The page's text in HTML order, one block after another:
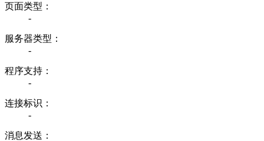
页面类型：
-
服务器类型：
-
程序支持：
-
连接标识：
-
消息发送：